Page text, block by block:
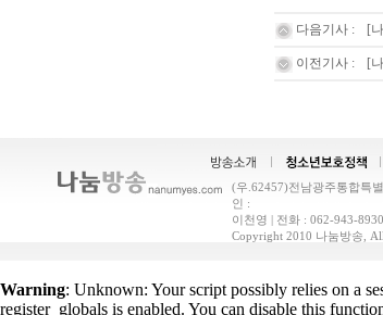
다음기사 : [
이전기사 : [
(우.62457)전남광주통합특
인 :
이천영 | 전화 : 062-943-
Copyright 2010 나눔방송, All
Warning: Unknown: Your script possibly relies on a
register_globals is enabled. You can disable this